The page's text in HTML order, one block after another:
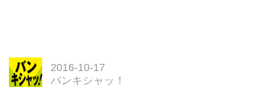
2016-10-17
バンキシャッ！